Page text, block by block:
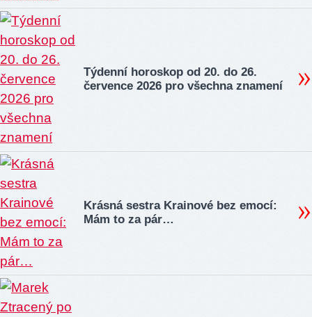
Týdenní horoskop od 20. do 26.
července 2026 pro všechna znamení
Krásná sestra Krainové bez emocí:
Mám to za pár…